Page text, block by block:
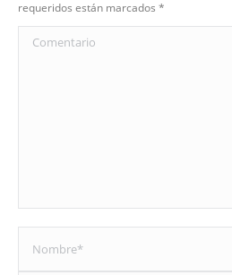
requeridos están marcados *
Comentario